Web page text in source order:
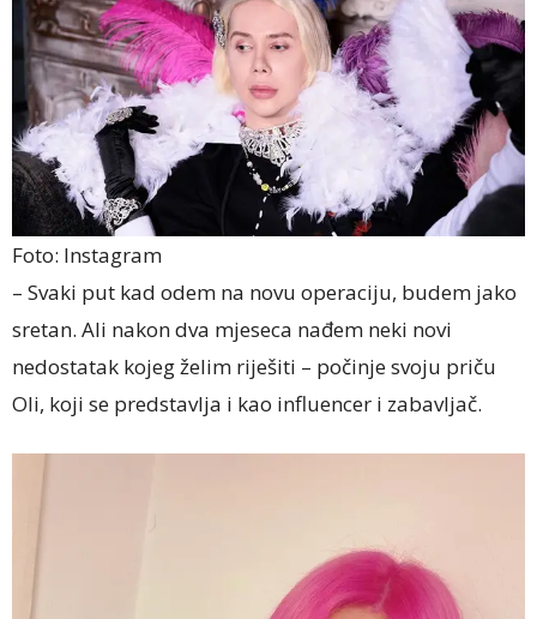
Foto: Instagram
– Svaki put kad odem na novu operaciju, budem jako
sretan. Ali nakon dva mjeseca nađem neki novi
nedostatak kojeg želim riješiti – počinje svoju priču
Oli, koji se predstavlja i kao influencer i zabavljač.